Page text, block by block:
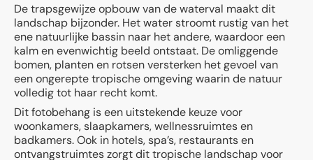
De trapsgewijze opbouw van de waterval maakt dit
landschap bijzonder. Het water stroomt rustig van het
ene natuurlijke bassin naar het andere, waardoor een
kalm en evenwichtig beeld ontstaat. De omliggende
bomen, planten en rotsen versterken het gevoel van
een ongerepte tropische omgeving waarin de natuur
volledig tot haar recht komt.
Dit fotobehang is een uitstekende keuze voor
woonkamers, slaapkamers, wellnessruimtes en
badkamers. Ook in hotels, spa’s, restaurants en
ontvangstruimtes zorgt dit tropische landschap voor